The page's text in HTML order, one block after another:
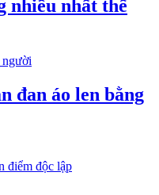
nhiều nhất thế
đan áo len bằng
điểm độc lập